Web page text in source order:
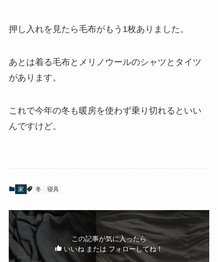
押し入れを見たら毛布がもう1枚ありました。
あとは着る毛布とメリノウールのシャツとタイツ
があります。
これで今年の冬も暖房を使わず乗り切れるといい
んですけど。
家 冬 寝具
この記事が気に入ったら
いいね または フォローしてね！